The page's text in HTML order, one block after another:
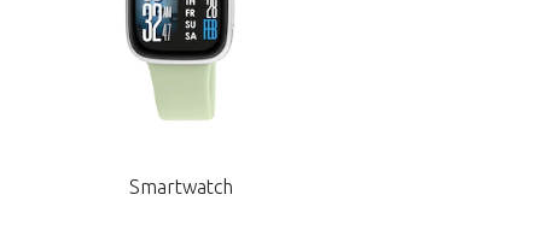
Smartwatch